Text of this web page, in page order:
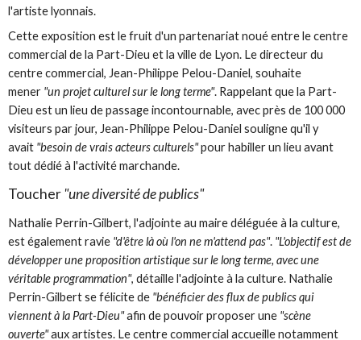
l'artiste lyonnais.
Cette exposition est le fruit d'un partenariat noué entre le centre
commercial de la Part-Dieu et la ville de Lyon. Le directeur du
centre commercial, Jean-Philippe Pelou-Daniel, souhaite
mener "un projet culturel sur le long terme". Rappelant que la Part-
Dieu est un lieu de passage incontournable, avec près de 100 000
visiteurs par jour, Jean-Philippe Pelou-Daniel souligne qu'il y
avait "besoin de vrais acteurs culturels"pour habiller un lieu avant
tout dédié à l'activité marchande.
Toucher "une diversité de publics"
Nathalie Perrin-Gilbert, l'adjointe au maire déléguée à la culture,
est également ravie "d'être là où l'on ne m'attend pas". "L'objectif est de
développer une proposition artistique sur le long terme, avec une
véritable programmation", détaille l'adjointe à la culture. Nathalie
Perrin-Gilbert se félicite de "bénéficier des flux de publics qui
viennent à la Part-Dieu"afin de pouvoir proposer une "scène
ouverte"aux artistes. Le centre commercial accueille notamment